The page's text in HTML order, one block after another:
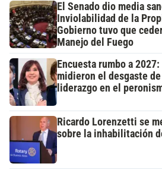
El Senado dio media
Inviolabilidad de la
Gobierno tuvo que
Manejo del Fuego
Encuesta rumbo a
midieron el desgaste
liderazgo en el
Ricardo Lorenzetti se
sobre la inhabilitación